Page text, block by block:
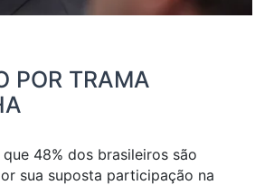
POR TRAMA
48% dos brasileiros são
sua suposta participação na